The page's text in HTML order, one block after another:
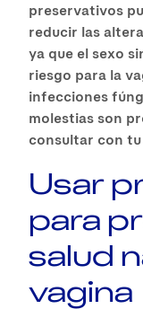
preservativos
reducir las
ya que el sexo
riesgo para la
infecciones
molestias son
consultar con
Usar
para
salud
vagina